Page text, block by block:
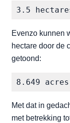
3.5
Evenzo kunnen
hectare door de
getoond:
8.649
Met dat in
met betrekking